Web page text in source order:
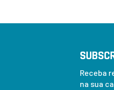
Receba
na sua